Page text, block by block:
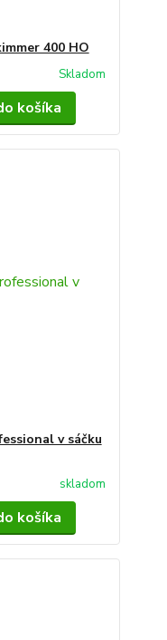
400 HO
Skladom
košíka
v sáčku
skladom
košíka